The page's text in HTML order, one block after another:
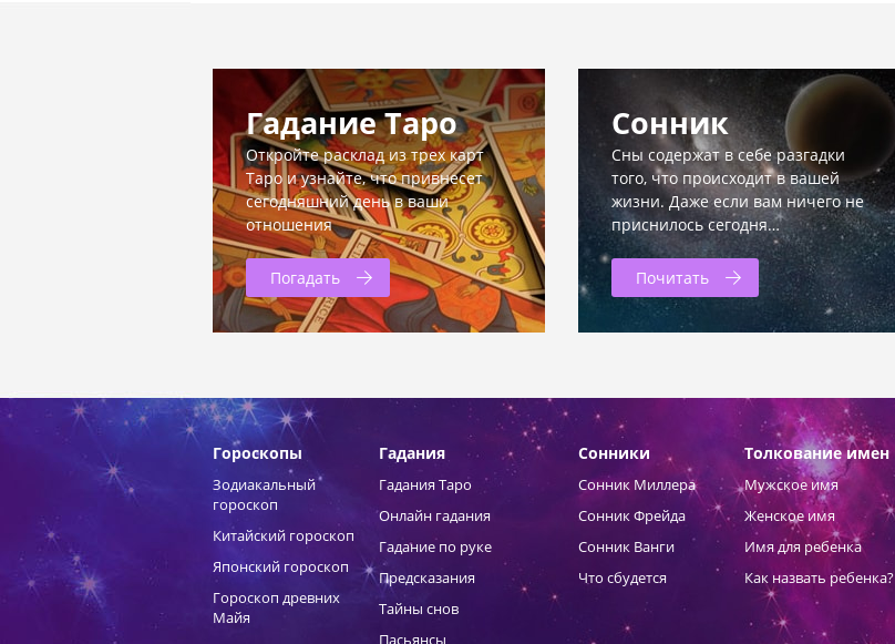
Гадание Таро
Откройте расклад из трех карт
Таро и узнайте, что привнесет
сегодняшний день в ваши
отношения
Погадать
Сонник
Сны содержат в себе разгадки
того, что происходит в вашей
жизни. Даже если вам ничего не
приснилось сегодня…
Почитать
Гороскопы
Зодиакальный
гороскоп
Китайский гороскоп
Японский гороскоп
Гороскоп древних
Майя
Гадания
Гадания Таро
Онлайн гадания
Гадание по руке
Предсказания
Тайны снов
Пасьянсы
Сонники
Сонник Миллера
Сонник Фрейда
Сонник Ванги
Что сбудется
Толкование имен
Мужское имя
Женское имя
Имя для ребенка
Как назвать ребенка?